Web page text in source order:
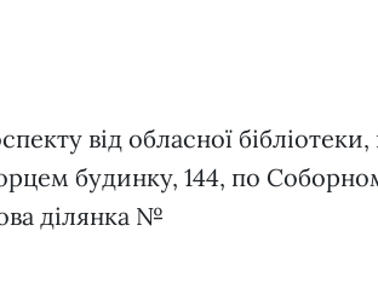
від обласної бібліотеки,
будинку, 144, по
ділянка №